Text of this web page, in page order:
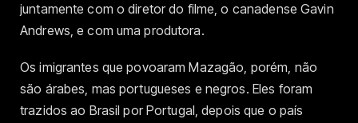
juntamente com o diretor do filme, o canadense Gavin
Andrews, e com uma produtora.
Os imigrantes que povoaram Mazagão, porém, não
são árabes, mas portugueses e negros. Eles foram
trazidos ao Brasil por Portugal, depois que o país